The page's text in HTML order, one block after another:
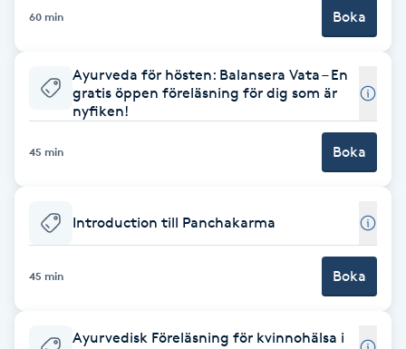
Brynformning
Brynplockning
Bröllopsuppsättning
Celluliter
60 min Boka
Ayurveda för hösten: Balansera Vata – En
gratis öppen föreläsning för dig som är
nyfiken!
45 min Boka
Introduction till Panchakarma
45 min Boka
Ayurvedisk Föreläsning för kvinnohälsa i